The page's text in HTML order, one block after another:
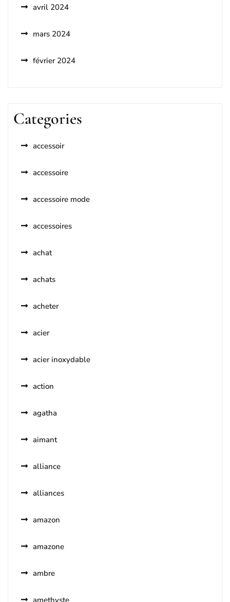
avril 2024
mars 2024
février 2024
Categories
accessoir
accessoire
accessoire mode
accessoires
achat
achats
acheter
acier
acier inoxydable
action
agatha
aimant
alliance
alliances
amazon
amazone
ambre
amethyste